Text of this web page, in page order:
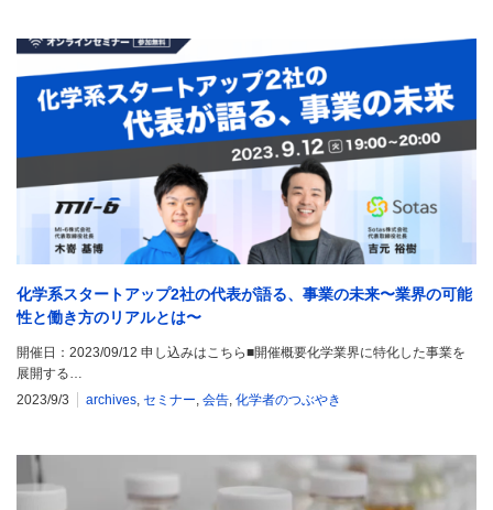
化学系スタートアップ2社の代表が語る、事業の未来〜業界の可能
性と働き方のリアルとは〜
開催日：2023/09/12 申し込みはこちら■開催概要化学業界に特化した事業を
展開する…
2023/9/3
archives, セミナー, 会告, 化学者のつぶやき